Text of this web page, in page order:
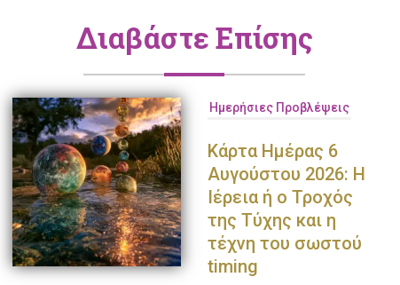
Διαβάστε Επίσης
Ημερήσιες Προβλέψεις
Κάρτα Ημέρας 6
Αυγούστου 2026: Η
Ιέρεια ή ο Τροχός
της Τύχης και η
τέχνη του σωστού
timing